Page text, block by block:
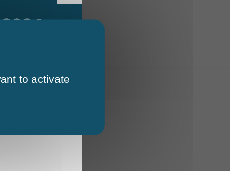
to activate